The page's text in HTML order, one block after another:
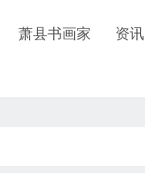
萧县书画家 资讯